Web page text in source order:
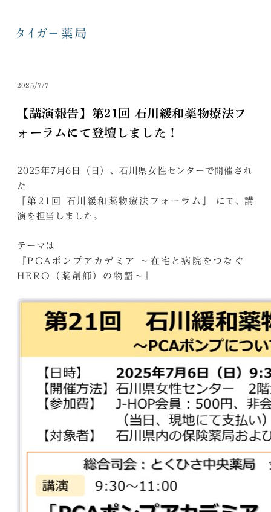
2025/7/7
【講演報告】第21回 石川緩和薬物療法フ
ォーラムにて登壇しました！
2025年7月6日（日）、石川県女性センターで開催され
た
「第21回 石川緩和薬物療法フォーラム」
にて、講
演を担当しました。
テーマは
『PCAポンプアカデミア ～在宅と病院をつなぐ
HERO（薬剤師）の物語～』